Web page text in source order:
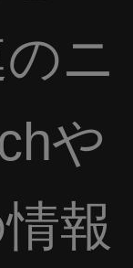
ニ
や
報